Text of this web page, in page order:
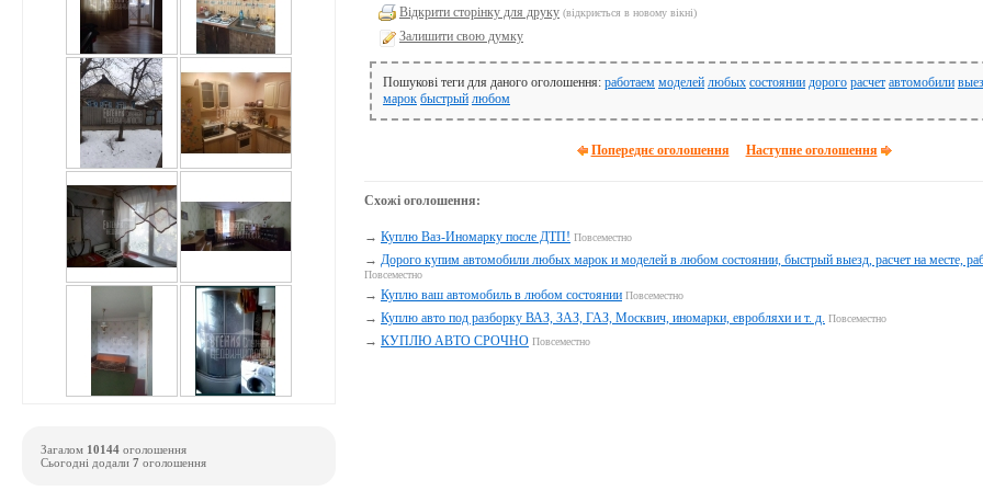
Відкрити сторінку для друку (відкриється в новому вікні)
Залишити свою думку
Пошукові теги для даного оголошення: работаем моделей любых состоянии дорого расчет автомобили
марок быстрый любом
Попереднє оголошення Наступне оголошення
Схожі оголошення:
→ Куплю Ваз-Иномарку после ДТП! Повсеместно
→ Дорого купим автомобили любых марок и моделей в любом состоянии, быстрый выезд, расчет на месте,
Повсеместно
→ Куплю ваш автомобиль в любом состоянии Повсеместно
→ Куплю авто под разборку ВАЗ, ЗАЗ, ГАЗ, Москвич, иномарки, евробляхи и т. д. Повсеместно
→ КУПЛЮ АВТО СРОЧНО Повсеместно
Загалом 10144 оголошення
Сьогодні додали 7 оголошення